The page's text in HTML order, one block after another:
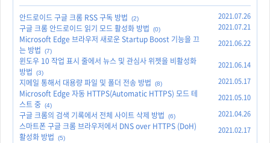
안드로이드 구글 크롬 RSS 구독 방법 (2) 2021.07.26
구글 크롬 안드로이드 읽기 모드 활성화 방법 (0) 2021.07.21
Microsoft Edge 브라우저 새로운 Startup Boost 기능을 끄
는 방법
(7)
2021.06.22
윈도우 10 작업 표시 줄에서 뉴스 및 관심사 위젯을 비활성화
방법
(3)
2021.06.14
지메일 통해서 대용량 파일 및 폴더 전송 방법 (8) 2021.05.17
Microsoft Edge 자동 HTTPS(Automatic HTTPS) 모드 테
스트 중 (4)
2021.05.10
구글 크롬의 검색 기록에서 전체 사이트 삭제 방법 (6) 2021.04.26
스마트폰 구글 크롬 브라우저에서 DNS over HTTPS (DoH)
활성화 방법
(5)
2021.02.17